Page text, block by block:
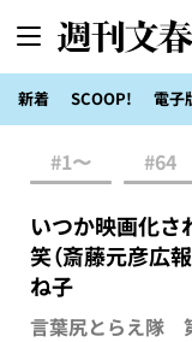
新着 SCOOP! 電子
#1〜 #64
いつか映画化さ
笑（斎藤元彦広
ね子
言葉尻とらえ隊